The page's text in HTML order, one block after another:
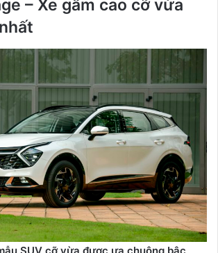
– Xe gầm cao cỡ vừa